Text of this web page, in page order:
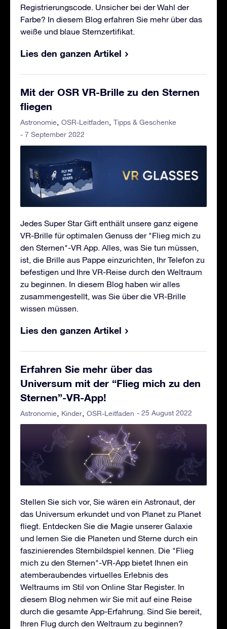
Registrierungscode. Unsicher bei der Wahl der
Farbe? In diesem Blog erfahren Sie mehr über das
weiße und blaue Sternzertifikat.
Lies den ganzen Artikel
Mit der OSR VR-Brille zu den Sternen
fliegen
Astronomie OSR-Leitfaden
Tipps & Geschenke
- 7 September 2022
Jedes Super Star Gift enthält unsere ganz eigene
VR-Brille für optimalen Genuss der "Flieg mich zu
den Sternen"-VR App. Alles, was Sie tun müssen,
ist, die Brille aus Pappe einzurichten, Ihr Telefon zu
befestigen und Ihre VR-Reise durch den Weltraum
zu beginnen. In diesem Blog haben wir alles
zusammengestellt, was Sie über die VR-Brille
wissen müssen.
Lies den ganzen Artikel
Erfahren Sie mehr über das
Universum mit der “Flieg mich zu den
Sternen”-VR-App!
Astronomie Kinder OSR-Leitfaden - 25 August 2022
Stellen Sie sich vor, Sie wären ein Astronaut, der
das Universum erkundet und von Planet zu Planet
fliegt. Entdecken Sie die Magie unserer Galaxie
und lernen Sie die Planeten und Sterne durch ein
faszinierendes Sternbildspiel kennen. Die "Flieg
mich zu den Sternen"-VR-App bietet Ihnen ein
atemberaubendes virtuelles Erlebnis des
Weltraums im Stil von Online Star Register. In
diesem Blog nehmen wir Sie mit auf eine Reise
durch die gesamte App-Erfahrung. Sind Sie bereit,
Ihren Flug durch den Weltraum zu beginnen?